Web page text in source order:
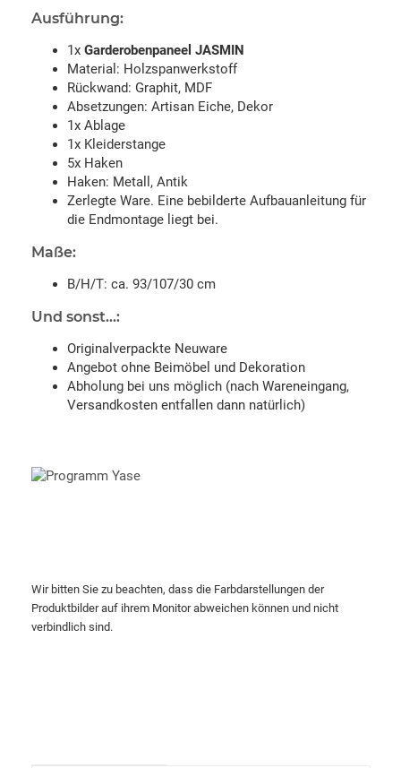
Ausführung:
1x Garderobenpaneel JASMIN
Material: Holzspanwerkstoff
Rückwand: Graphit, MDF
Absetzungen: Artisan Eiche, Dekor
1x Ablage
1x Kleiderstange
5x Haken
Haken: Metall, Antik
Zerlegte Ware. Eine bebilderte Aufbauanleitung für
die Endmontage liegt bei.
Maße:
B/H/T: ca. 93/107/30 cm
Und sonst...:
Originalverpackte Neuware
Angebot ohne Beimöbel und Dekoration
Abholung bei uns möglich (nach Wareneingang,
Versandkosten entfallen dann natürlich)
Wir bitten Sie zu beachten, dass die Farbdarstellungen der
Produktbilder auf ihrem Monitor abweichen können und nicht
verbindlich sind.